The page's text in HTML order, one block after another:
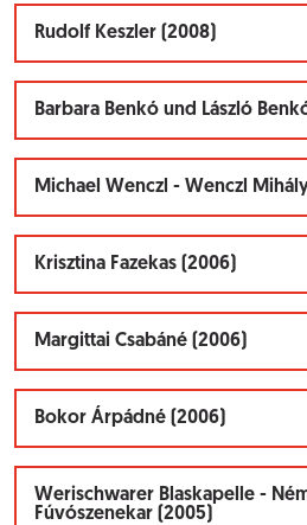
Rudolf Keszler (2008)
Barbara Benkó und László
Michael Wenczl - Wenczl
Krisztina Fazekas (2006)
Margittai Csabáné (2006)
Bokor Árpádné (2006)
Werischwarer Blaskapelle -
Fúvószenekar (2005)